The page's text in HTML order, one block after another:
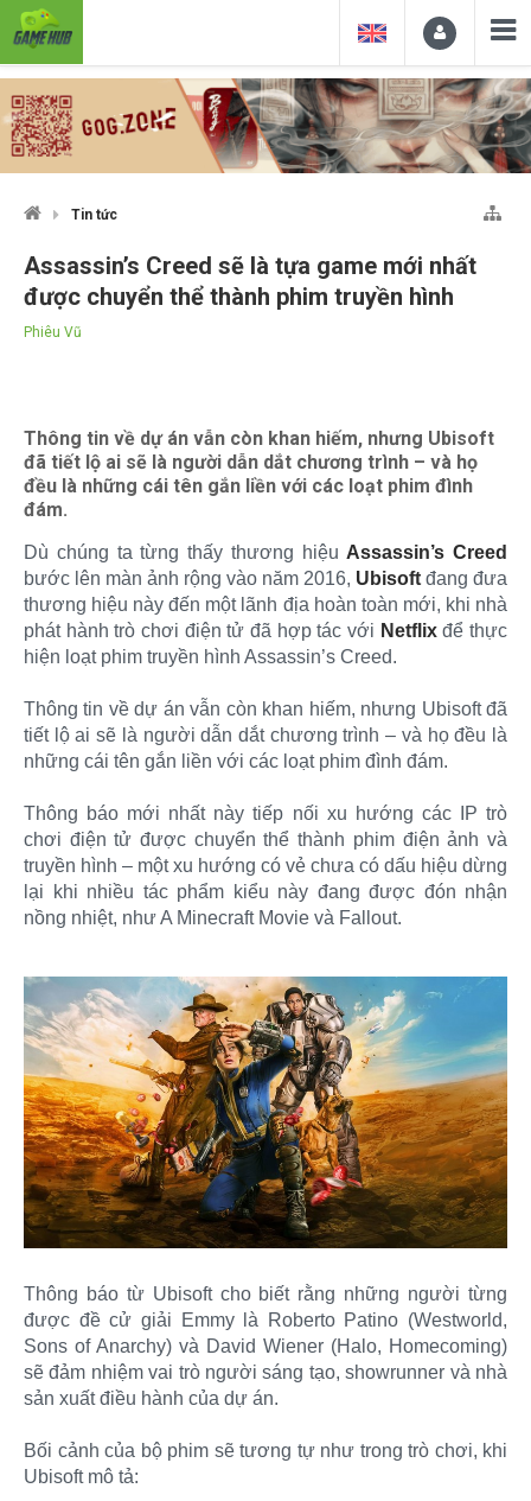
Tin tức
Assassin’s Creed sẽ là tựa game mới nhất
được chuyển thể thành phim truyền hình
Phiêu Vũ
Thông tin về dự án vẫn còn khan hiếm, nhưng Ubisoft
đã tiết lộ ai sẽ là người dẫn dắt chương trình – và họ
đều là những cái tên gắn liền với các loạt phim đình
đám.
Dù chúng ta từng thấy thương hiệu Assassin’s Creed
bước lên màn ảnh rộng vào năm 2016, Ubisoft đang đưa
thương hiệu này đến một lãnh địa hoàn toàn mới, khi nhà
phát hành trò chơi điện tử đã hợp tác với Netflixđể thực
hiện loạt phim truyền hình Assassin’s Creed.
Thông tin về dự án vẫn còn khan hiếm, nhưng Ubisoft đã
tiết lộ ai sẽ là người dẫn dắt chương trình – và họ đều là
những cái tên gắn liền với các loạt phim đình đám.
Thông báo mới nhất này tiếp nối xu hướng các IP trò
chơi điện tử được chuyển thể thành phim điện ảnh và
truyền hình – một xu hướng có vẻ chưa có dấu hiệu dừng
lại khi nhiều tác phẩm kiểu này đang được đón nhận
nồng nhiệt, như A Minecraft Movie và Fallout.
Thông báo từ Ubisoft cho biết rằng những người từng
được đề cử giải Emmy là Roberto Patino (Westworld,
Sons of Anarchy) và David Wiener (Halo, Homecoming)
sẽ đảm nhiệm vai trò người sáng tạo, showrunner và nhà
sản xuất điều hành của dự án.
Bối cảnh của bộ phim sẽ tương tự như trong trò chơi, khi
Ubisoft mô tả: